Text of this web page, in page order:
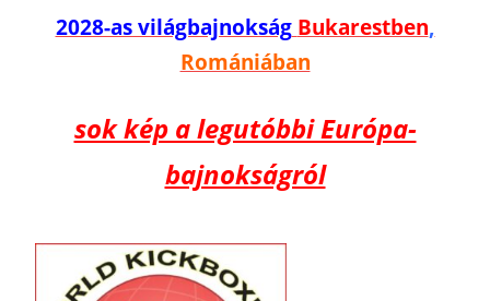
2028-as világbajnokság Bukarestben,
Romániában
sok kép a legutóbbi Európa-
bajnokságról